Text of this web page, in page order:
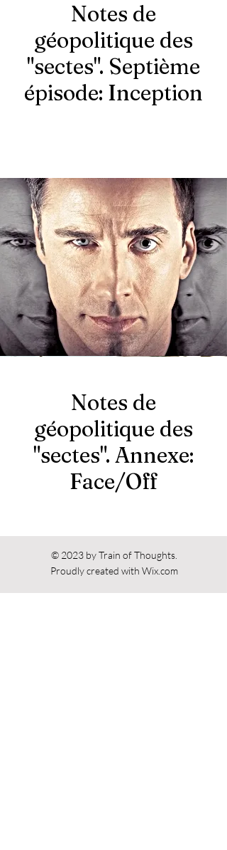
Notes de
géopolitique des
"sectes". Septième
épisode: Inception
Notes de
géopolitique des
"sectes". Annexe:
Face/Off
© 2023 by Train of Thoughts.
Proudly created with Wix.com